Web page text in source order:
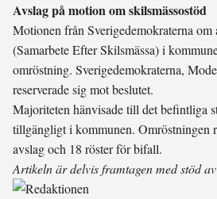
Avslag på motion om skilsmässostöd
Motionen från Sverigedemokraterna om
(Samarbete Efter Skilsmässa) i
omröstning. Sverigedemokraterna,
reserverade sig mot beslutet.
Majoriteten hänvisade till det befintliga
tillgängligt i kommunen. Omröstningen
avslag och 18 röster för bifall.
Artikeln är delvis framtagen med stöd